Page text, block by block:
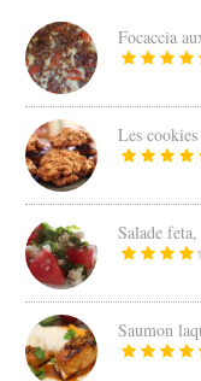
Focaccia
Les
Salade
Saumon